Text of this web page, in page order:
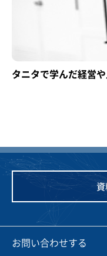
タニタで学んだ経営
お問い合わせする